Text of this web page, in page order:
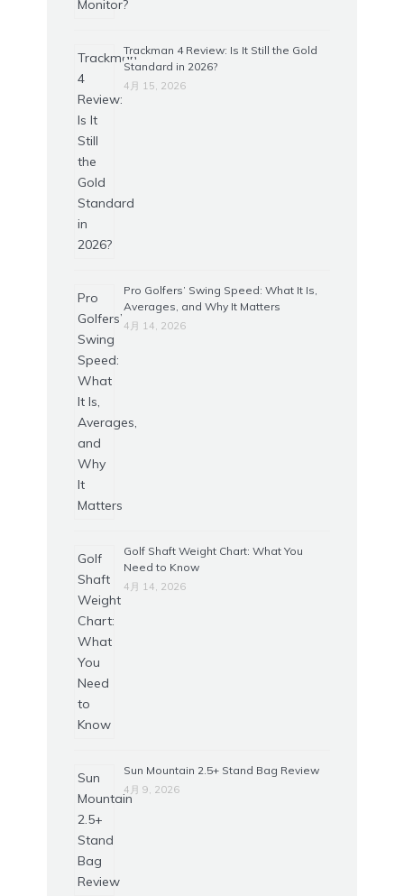
Trackman 4 Review: Is It Still the Gold
Standard in 2026?
4月 15, 2026
Pro Golfers’ Swing Speed: What It Is,
Averages, and Why It Matters
4月 14, 2026
Golf Shaft Weight Chart: What You
Need to Know
4月 14, 2026
Sun Mountain 2.5+ Stand Bag Review
4月 9, 2026